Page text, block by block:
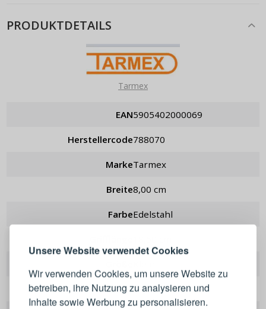
Unsere Website verwendet Cookies
Wir verwenden Cookies, um unsere Website zu
betreiben, ihre Nutzung zu analysieren und
Inhalte sowie Werbung zu personalisieren.
PRODUKTDETAILS
Tarmex
EAN 5905402000069
Herstellercode 788070
Marke Tarmex
Breite 8,00 cm
Farbe Edelstahl
Länge 29,5 cm
Melden Sie sich bei Ihrem
E-Mail-Adresse